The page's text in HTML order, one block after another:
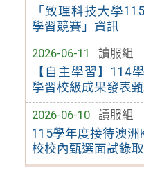
「致理科技大學
學習競賽」資訊
2026-06-11
讀服組
【自主學習】114
學習校級成果發表
2026-06-10
讀服組
115學年度接待澳洲
校校內甄選面試錄